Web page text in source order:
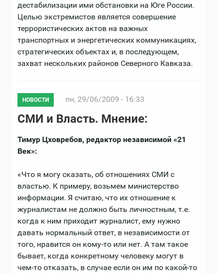
дестабилизации ими обстановки на Юге России.
Целью экстремистов является совершение
террористических актов на важных
транспортных и энергетических коммуникациях,
стратегических объектах и, в последующем,
захват нескольких районов Северного Кавказа.
НОВОСТИ пн, 29/06/2009 - 16:33
СМИ и Власть. Мнение:
Тимур Цховребов, редактор независимой «21
Век»:
«Что я могу сказать, об отношениях СМИ с
властью. К примеру, возьмем министерство
информации. Я считаю, что их отношение к
журналистам не должно быть личностным, т.е.
когда к ним приходит журналист, ему нужно
давать нормальный ответ, в независимости от
того, нравится он кому-то или нет. А там такое
бывает, когда конкретному человеку могут в
чем-то отказать, в случае если он им по какой-то